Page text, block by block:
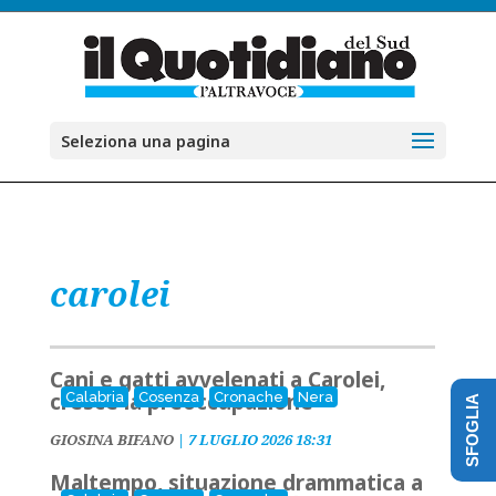
Seleziona una pagina
carolei
Calabria Cosenza Cronache Nera
Cani e gatti avvelenati a Carolei,
cresce la preoccupazione
GIOSINA BIFANO| 7 LUGLIO 2026 18:31
Maltempo, situazione drammatica a
SFOGLIA